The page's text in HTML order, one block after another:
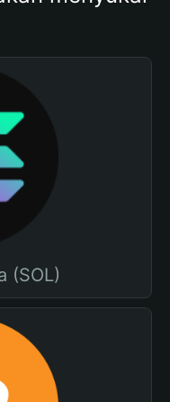
(SOL)